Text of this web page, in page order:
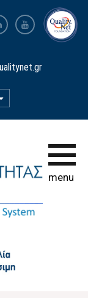
menu